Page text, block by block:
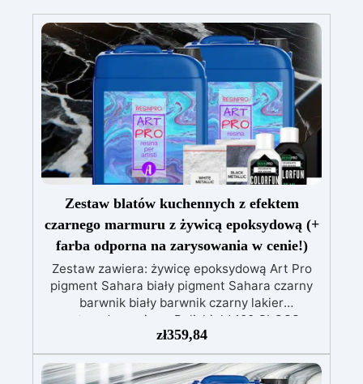
Zestaw blatów kuchennych z efektem
czarnego marmuru z żywicą epoksydową (+
farba odporna na zarysowania w cenie!)
Zestaw zawiera: żywicę epoksydową Art Pro
pigment Sahara biały pigment Sahara czarny
barwnik biały barwnik czarny lakier
antyzadrapaniowy Polishield 100 GLOSS
Zrewolucjonizuj swoją kuchnię ponadczasową
elegancją naszego zestawu do blatu
kuchennego z efektem marmuru black gold &
zł359,84